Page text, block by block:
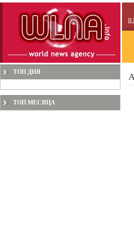
В
ТОП ДНЯ
ТОП МЕСЯЦА